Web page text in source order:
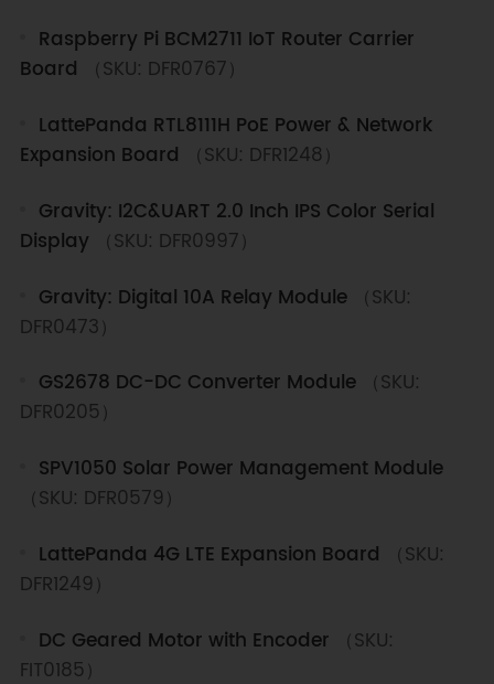
Raspberry Pi BCM2711 IoT Router Carrier
Board
（SKU: DFR0767）
LattePanda RTL8111H PoE Power & Network
Expansion Board
（SKU: DFR1248）
Gravity: I2C&UART 2.0 Inch IPS Color Serial
Display
（SKU: DFR0997）
Gravity: Digital 10A Relay Module （SKU:
DFR0473）
GS2678 DC-DC Converter Module （SKU:
DFR0205）
SPV1050 Solar Power Management Module
（SKU: DFR0579）
LattePanda 4G LTE Expansion Board
（SKU:
DFR1249）
DC Geared Motor with Encoder
（SKU:
FIT0185）